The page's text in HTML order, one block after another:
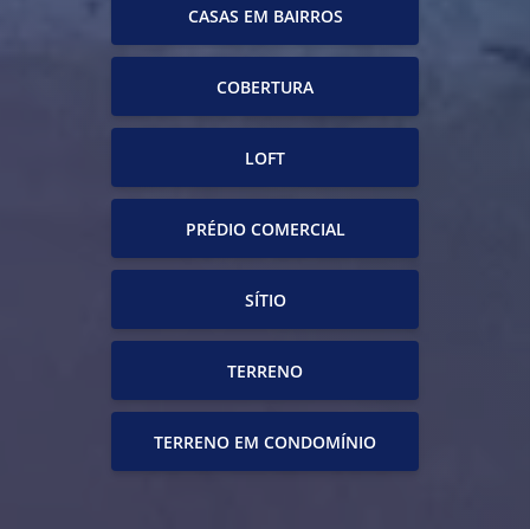
CASAS EM BAIRROS
COBERTURA
LOFT
PRÉDIO COMERCIAL
SÍTIO
TERRENO
TERRENO EM CONDOMÍNIO